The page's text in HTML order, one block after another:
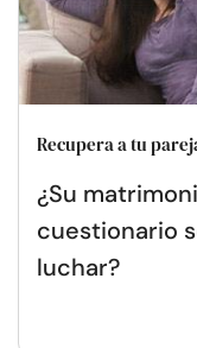
Recupera a tu
¿Su
cuestionario
luchar?